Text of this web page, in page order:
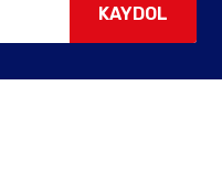
KAYDOL